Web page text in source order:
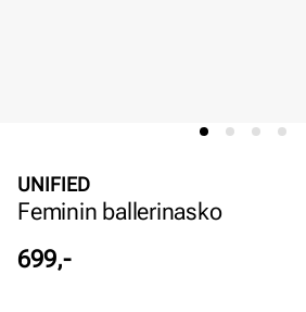
UNIFIED
Feminin ballerinasko
Pris
699,-